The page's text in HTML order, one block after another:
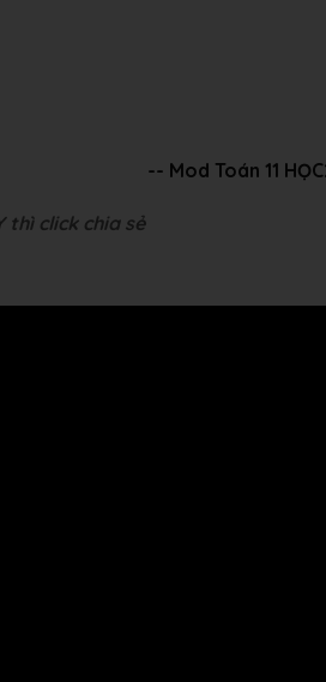
-- Mod Toán 11
thì click chia sẻ